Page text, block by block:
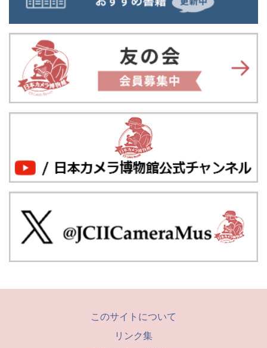
このサイトについて
リンク集